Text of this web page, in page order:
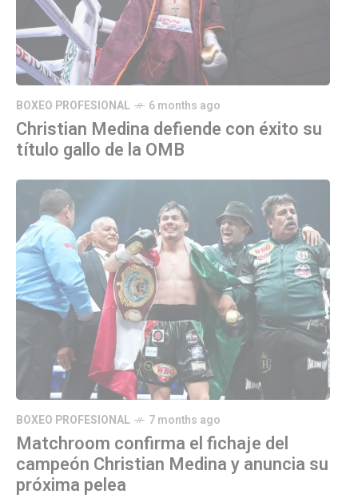
BOXEO PROFESIONAL 6 months ago
Christian Medina defiende con éxito su
título gallo de la OMB
BOXEO PROFESIONAL 7 months ago
Matchroom confirma el fichaje del
campeón Christian Medina y anuncia su
próxima pelea